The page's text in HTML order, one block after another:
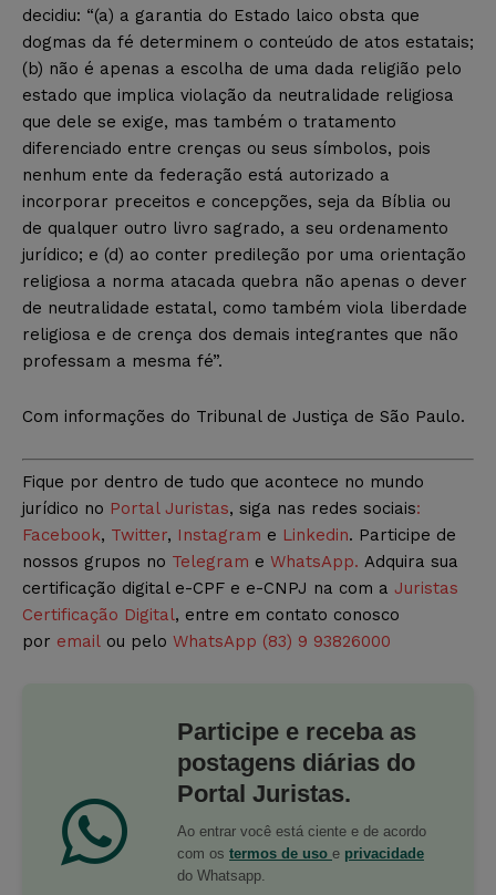
decidiu: “(a) a garantia do Estado laico obsta que
dogmas da fé determinem o conteúdo de atos estatais;
(b) não é apenas a escolha de uma dada religião pelo
estado que implica violação da neutralidade religiosa
que dele se exige, mas também o tratamento
diferenciado entre crenças ou seus símbolos, pois
nenhum ente da federação está autorizado a
incorporar preceitos e concepções, seja da Bíblia ou
de qualquer outro livro sagrado, a seu ordenamento
jurídico; e (d) ao conter predileção por uma orientação
religiosa a norma atacada quebra não apenas o dever
de neutralidade estatal, como também viola liberdade
religiosa e de crença dos demais integrantes que não
professam a mesma fé”.
Com informações do Tribunal de Justiça de São Paulo.
Fique por dentro de tudo que acontece no mundo
jurídico no Portal Juristas, siga nas redes sociais:
Facebook, Twitter, Instagram e Linkedin. Participe de
nossos grupos no Telegram e WhatsApp. Adquira sua
certificação digital e-CPF e e-CNPJ na com a Juristas
Certificação Digital, entre em contato conosco
por email ou pelo WhatsApp (83) 9 93826000
Participe e receba as
postagens diárias do
Portal Juristas.
Ao entrar você está ciente e de acordo
com os termos de uso e privacidade
do Whatsapp.